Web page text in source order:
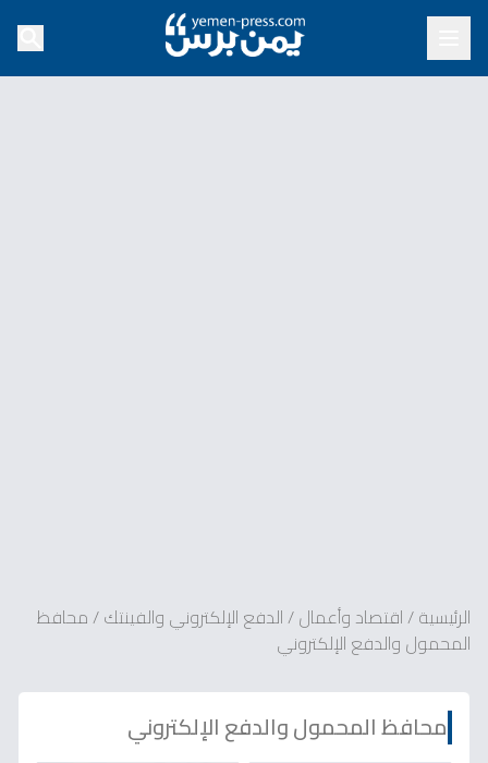
الرئيسية/اقتصاد وأعمال/الدفع الإلكتروني والفينتك/محافظ
المحمول والدفع الإلكتروني
محافظ المحمول والدفع الإلكتروني